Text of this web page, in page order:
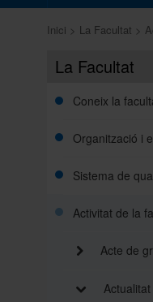
Inici La Facultat
La Facultat
Coneix la
Organització i
Sistema de
Activitat de la
Acte de
Actualitat